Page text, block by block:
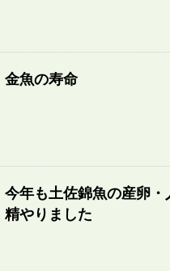
金魚の寿命
今年も土佐錦魚の産卵・
精やりました